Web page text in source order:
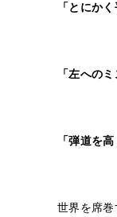
「とにか
「左への
「弾道を
世界を席